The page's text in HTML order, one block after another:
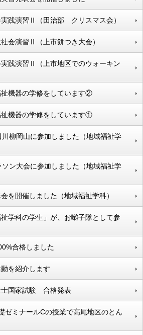
践演習Ⅱ（田治部 クリスマス会）
会演習Ⅱ（上市餅つき大会）
践演習Ⅱ（上市地区でのウォーキン
機器の学修をしています②
機器の学修をしています①
柳岡山に参加しました（地域福祉学
ン大会に参加しました（地域福祉学
を開催しました（地域福祉学科）
学科の学生」が、お囃子隊として参
合格しました
を紹介します
士国家試験 合格発表
ゼミナールCの授業で高尾地区のとん